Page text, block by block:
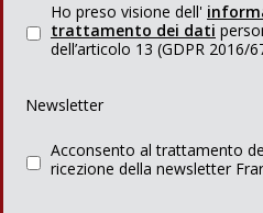
Ho preso visione dell'
trattamento dei dati
dell’articolo 13 (GDPR 2016/
Newsletter
Acconsento al trattamento
ricezione della newsletter